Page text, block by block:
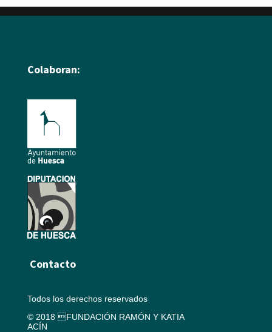
Colaboran:
Contacto
Todos los derechos reservados
© 2018 FUNDACIÓN RAMÓN Y KATIA
ACÍN